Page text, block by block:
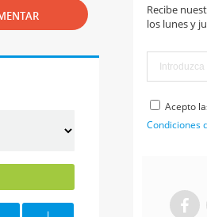
Recibe
los lunes y
Acepto
Condiciones